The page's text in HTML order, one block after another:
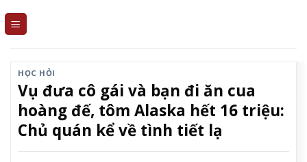
HỌC HỎI
Vụ đưa cô gái và bạn đi ăn cua
hoàng đế, tôm Alaska hết 16 triệu:
Chủ quán kể về tình tiết lạ